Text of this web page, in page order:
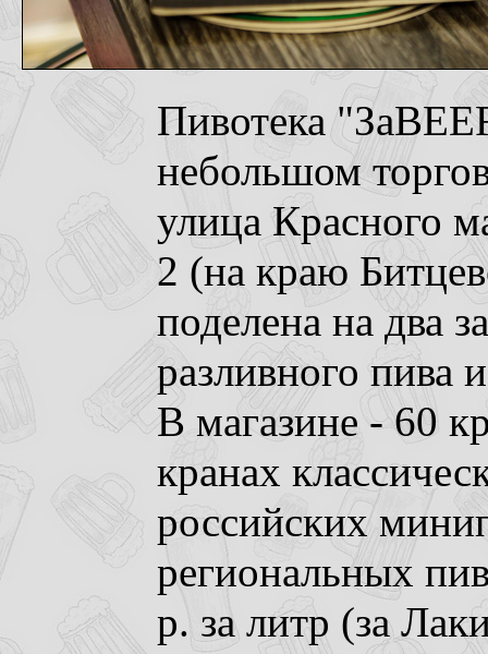
Пивотека
небольшом
улица Красного
2 (на краю
поделена на два
разливного пива
В магазине - 60
кранах
российских
региональных
р. за литр (за